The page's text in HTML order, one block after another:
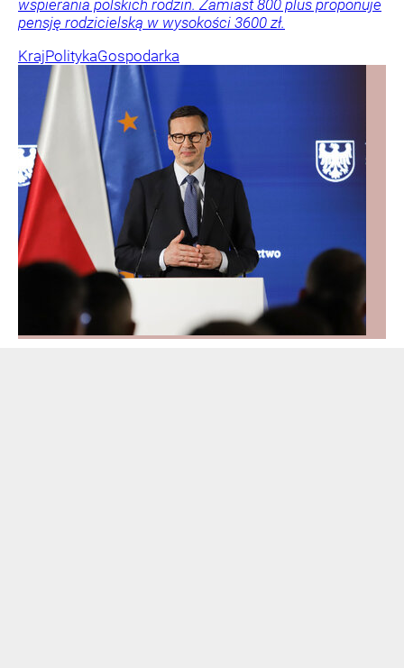
wspierania polskich rodzin. Zamiast 800 plus proponuje
pensję rodzicielską w wysokości 3600 zł.
KrajPolitykaGospodarka